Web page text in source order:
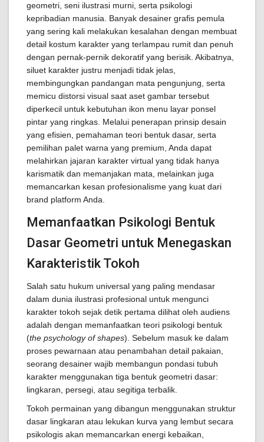
geometri, seni ilustrasi murni, serta psikologi
kepribadian manusia. Banyak desainer grafis pemula
yang sering kali melakukan kesalahan dengan membuat
detail kostum karakter yang terlampau rumit dan penuh
dengan pernak-pernik dekoratif yang berisik. Akibatnya,
siluet karakter justru menjadi tidak jelas,
membingungkan pandangan mata pengunjung, serta
memicu distorsi visual saat aset gambar tersebut
diperkecil untuk kebutuhan ikon menu layar ponsel
pintar yang ringkas. Melalui penerapan prinsip desain
yang efisien, pemahaman teori bentuk dasar, serta
pemilihan palet warna yang premium, Anda dapat
melahirkan jajaran karakter virtual yang tidak hanya
karismatik dan memanjakan mata, melainkan juga
memancarkan kesan profesionalisme yang kuat dari
brand platform Anda.
Memanfaatkan Psikologi Bentuk
Dasar Geometri untuk Menegaskan
Karakteristik Tokoh
Salah satu hukum universal yang paling mendasar
dalam dunia ilustrasi profesional untuk mengunci
karakter tokoh sejak detik pertama dilihat oleh audiens
adalah dengan memanfaatkan teori psikologi bentuk
(the psychology of shapes). Sebelum masuk ke dalam
proses pewarnaan atau penambahan detail pakaian,
seorang desainer wajib membangun pondasi tubuh
karakter menggunakan tiga bentuk geometri dasar:
lingkaran, persegi, atau segitiga terbalik.
Tokoh permainan yang dibangun menggunakan struktur
dasar lingkaran atau lekukan kurva yang lembut secara
psikologis akan memancarkan energi kebaikan,